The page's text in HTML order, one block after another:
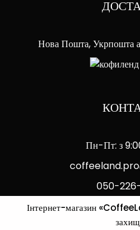
Нова Пошта, Укрпошта
Пн-Пт: з
050-
Інтернет-магазин